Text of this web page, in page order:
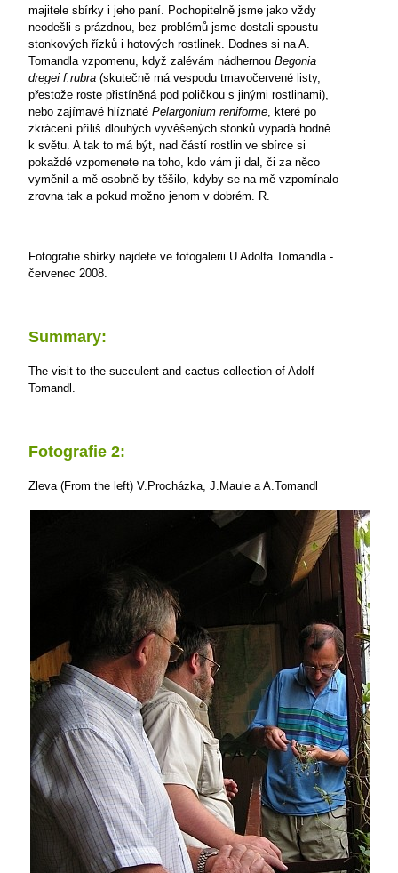
majitele sbírky i jeho paní. Pochopitelně jsme jako vždy
neodešli s prázdnou, bez problémů jsme dostali spoustu
stonkových řízků i hotových rostlinek. Dodnes si na A.
Tomandla vzpomenu, když zalévám nádhernou Begonia
dregei f.rubra (skutečně má vespodu tmavočervené listy,
přestože roste přistíněná pod poličkou s jinými rostlinami),
nebo zajímavé hlíznaté Pelargonium reniforme, které po
zkrácení příliš dlouhých vyvěšených stonků vypadá hodně
k světu. A tak to má být, nad částí rostlin ve sbírce si
pokaždé vzpomenete na toho, kdo vám ji dal, či za něco
vyměnil a mě osobně by těšilo, kdyby se na mě vzpomínalo
zrovna tak a pokud možno jenom v dobrém. R.
Fotografie sbírky najdete ve fotogalerii U Adolfa Tomandla -
červenec 2008.
Summary:
The visit to the succulent and cactus collection of Adolf
Tomandl.
Fotografie 2:
Zleva (From the left) V.Procházka, J.Maule a A.Tomandl